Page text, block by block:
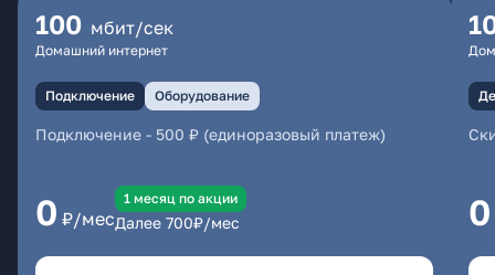
100 мбит/сек
Домашний интернет
Подключение Оборудование
Подключение - 500 ₽ (единоразовый платеж)
0 ₽/мес
1 месяц по акции
Далее 700₽/мес 0